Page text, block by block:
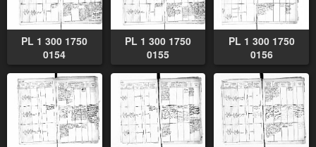
PL 1 300 1750
0154
PL 1 300 1750
0155
PL 1 300 1750
0156